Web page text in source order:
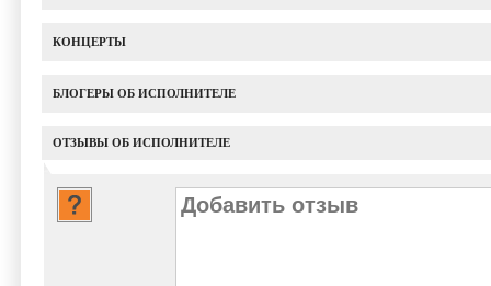
КОНЦЕРТЫ
БЛОГЕРЫ ОБ ИСПОЛНИТЕЛЕ
ОТЗЫВЫ ОБ ИСПОЛНИТЕЛЕ